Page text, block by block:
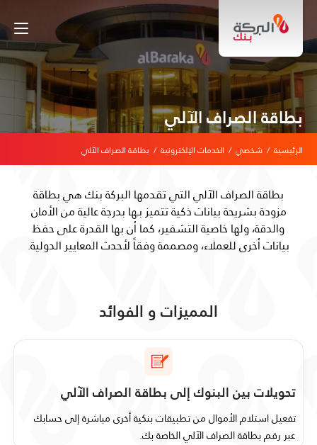
بطاقة الصراف الآلي
الرئيسية / شخصي / الخدمات الإلكترونية / بطاقة الصراف الآلي
بطاقة الصراف الآلي التي تقدمها البركة بنك هي بطاقة
مزودة بشريحة بيانات ذكية تتميز بـها بدرجة عالية من الأمان
والدقة، ولها خاصية التشفير، كما أن بها القدرة على حفظ
بيانات أخرى للعملاء، ومصممة وفقاً لأحدث المعايير الدولية.
المميزات و الفوائد
تحويلات بين البنوك إلى بطاقة الصراف الآلي
تفعيل استلام الأموال من تطبيقات بنكية أخرى مباشرة إلى حسابك
عبر رقم بطاقة الصراف الآلي الخاصة بك.